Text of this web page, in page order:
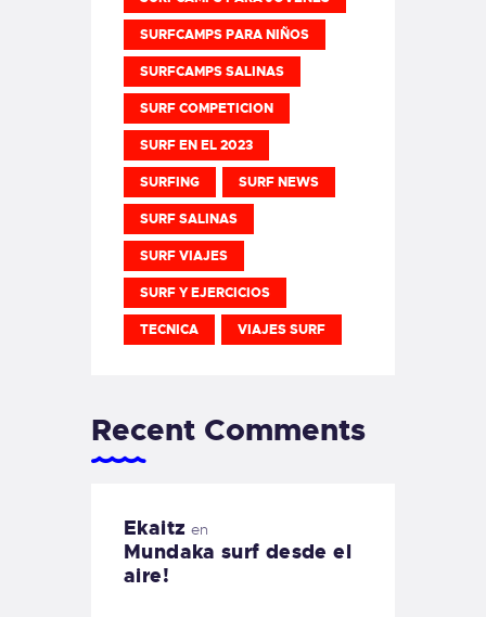
SURFCAMPS PARA NIÑOS
SURFCAMPS SALINAS
SURF COMPETICION
SURF EN EL 2023
SURFING SURF NEWS
SURF SALINAS
SURF VIAJES
SURF Y EJERCICIOS
TECNICA VIAJES SURF
Recent Comments
Ekaitz en
Mundaka surf desde el
aire!